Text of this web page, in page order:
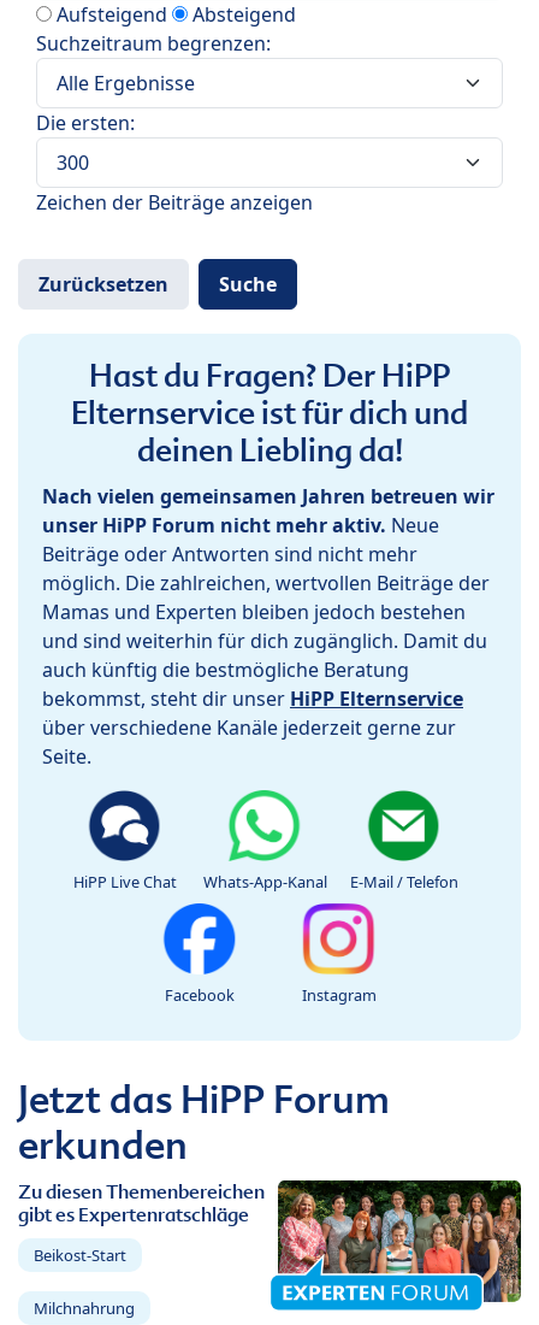
Aufsteigend
Absteigend
Suchzeitraum begrenzen:
Die ersten:
Zeichen der Beiträge anzeigen
Hast du Fragen? Der HiPP
Elternservice ist für dich und
deinen Liebling da!
Nach vielen gemeinsamen Jahren betreuen wir
unser HiPP Forum nicht mehr aktiv. Neue
Beiträge oder Antworten sind nicht mehr
möglich. Die zahlreichen, wertvollen Beiträge der
Mamas und Experten bleiben jedoch bestehen
und sind weiterhin für dich zugänglich. Damit du
auch künftig die bestmögliche Beratung
bekommst, steht dir unser HiPP Elternservice
über verschiedene Kanäle jederzeit gerne zur
Seite.
HiPP Live Chat Whats-App-Kanal E-Mail / Telefon
Facebook Instagram
Jetzt das HiPP Forum
erkunden
Zu diesen Themenbereichen
gibt es Expertenratschläge
Beikost-Start
Milchnahrung